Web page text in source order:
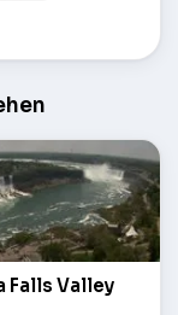
Falls Valley